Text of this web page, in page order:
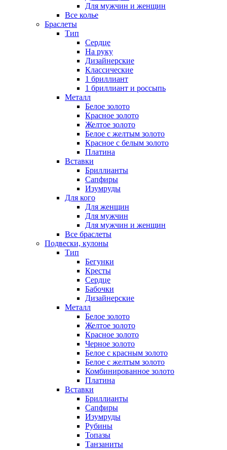
Для мужчин и женщин
Все колье
Браслеты
Тип
Сердце
На руку
Дизайнерские
Классические
1 бриллиант
1 бриллиант и россыпь
Металл
Белое золото
Красное золото
Желтое золото
Белое с желтым золото
Красное с белым золото
Платина
Вставки
Бриллианты
Сапфиры
Изумруды
Для кого
Для женщин
Для мужчин
Для мужчин и женщин
Все браслеты
Подвески, кулоны
Тип
Бегунки
Кресты
Сердце
Бабочки
Дизайнерские
Металл
Белое золото
Желтое золото
Красное золото
Черное золото
Белое с красным золото
Белое с желтым золото
Комбинированное золото
Платина
Вставки
Бриллианты
Сапфиры
Изумруды
Рубины
Топазы
Танзаниты